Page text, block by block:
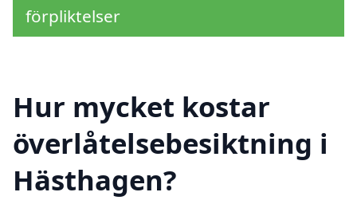
förpliktelser
Hur mycket kostar
överlåtelsebesiktning i
Hästhagen?